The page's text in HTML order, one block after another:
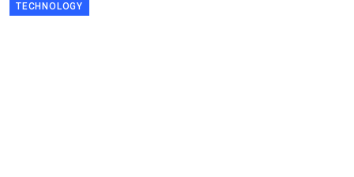
TECHNOLOGY